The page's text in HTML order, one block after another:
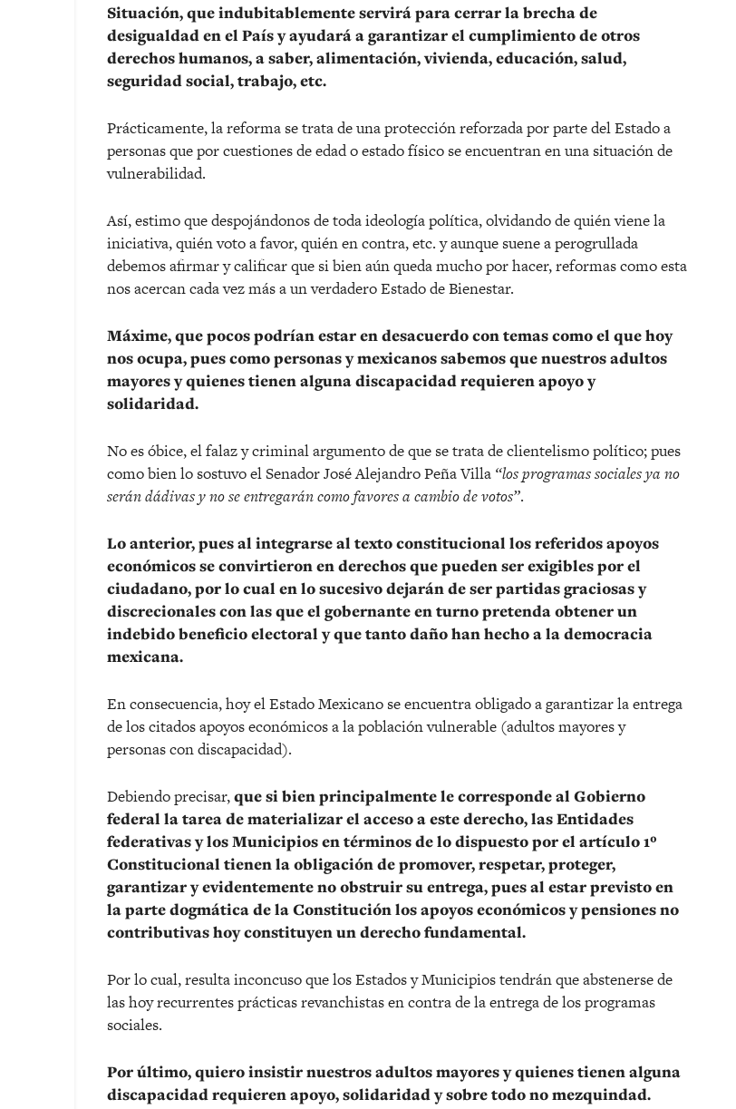
Situación, que indubitablemente servirá para cerrar la brecha de
desigualdad en el País y ayudará a garantizar el cumplimiento de otros
derechos humanos, a saber, alimentación, vivienda, educación, salud,
seguridad social, trabajo, etc.
Prácticamente, la reforma se trata de una protección reforzada por parte del Estado a
personas que por cuestiones de edad o estado físico se encuentran en una situación de
vulnerabilidad.
Así, estimo que despojándonos de toda ideología política, olvidando de quién viene la
iniciativa, quién voto a favor, quién en contra, etc. y aunque suene a perogrullada
debemos afirmar y calificar que si bien aún queda mucho por hacer, reformas como esta
nos acercan cada vez más a un verdadero Estado de Bienestar.
Máxime, que pocos podrían estar en desacuerdo con temas como el que hoy
nos ocupa, pues como personas y mexicanos sabemos que nuestros adultos
mayores y quienes tienen alguna discapacidad requieren apoyo y
solidaridad.
No es óbice, el falaz y criminal argumento de que se trata de clientelismo político; pues
como bien lo sostuvo el Senador José Alejandro Peña Villa “los programas sociales ya no
serán dádivas y no se entregarán como favores a cambio de votos”.
Lo anterior, pues al integrarse al texto constitucional los referidos apoyos
económicos se convirtieron en derechos que pueden ser exigibles por el
ciudadano, por lo cual en lo sucesivo dejarán de ser partidas graciosas y
discrecionales con las que el gobernante en turno pretenda obtener un
indebido beneficio electoral y que tanto daño han hecho a la democracia
mexicana.
En consecuencia, hoy el Estado Mexicano se encuentra obligado a garantizar la entrega
de los citados apoyos económicos a la población vulnerable (adultos mayores y
personas con discapacidad).
Debiendo precisar,que si bien principalmente le corresponde al Gobierno
federal la tarea de materializar el acceso a este derecho, las Entidades
federativas y los Municipios en términos de lo dispuesto por el artículo 1º
Constitucional tienen la obligación de promover, respetar, proteger,
garantizar y evidentemente no obstruir su entrega, pues al estar previsto en
la parte dogmática de la Constitución los apoyos económicos y pensiones no
contributivas hoy constituyen un derecho fundamental.
Por lo cual, resulta inconcuso que los Estados y Municipios tendrán que abstenerse de
las hoy recurrentes prácticas revanchistas en contra de la entrega de los programas
sociales.
Por último, quiero insistir nuestros adultos mayores y quienes tienen alguna
discapacidad requieren apoyo, solidaridad y sobre todo no mezquindad.